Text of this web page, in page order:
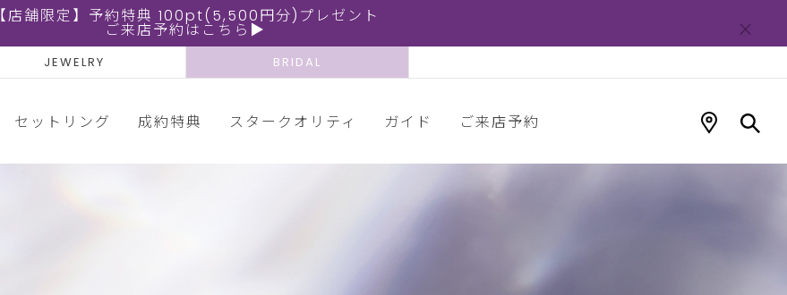
【店舗限定】予約特典 100pt(5,500円分)プレゼント
ご来店予約はこちら▶
JEWELRY BRIDAL
セットリング 成約特典 スタークオリティ ガイド ご来店予約